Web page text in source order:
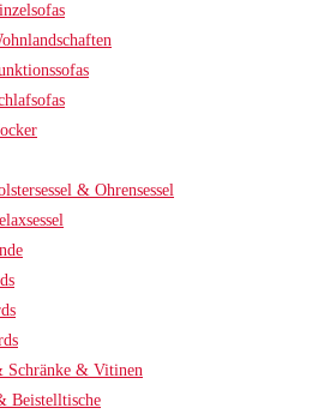
& Ohrensessel
Schränke & Vitinen
Beistelltische